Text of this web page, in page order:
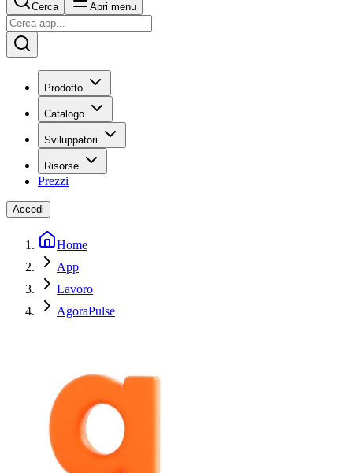
Cerca Apri menu
Prodotto
Catalogo
Sviluppatori
Risorse
Prezzi
Accedi
Home
App
Lavoro
AgoraPulse